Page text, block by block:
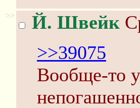
>> Й. Швейк
>>39075
Вообще-то